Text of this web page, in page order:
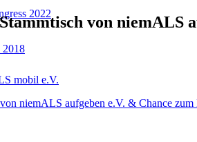
2022
2018
von niemALS
mobil e.V.
niemALS aufgeben e.V. & Chance